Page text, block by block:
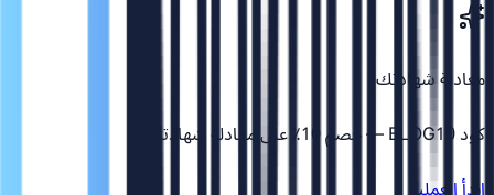
معادلة شهادتك
كود BLOG10 — خصم 10٪ على معادلة شهادتك